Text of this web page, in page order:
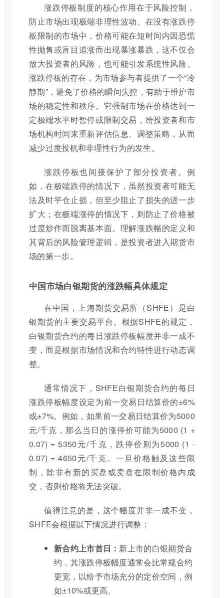
涨跌停板制度的核心作用在于风险控制，
防止市场出现极端非理性波动。在没有涨跌停
板限制的市场中，价格可能在短时间内因恐慌
性抛售或盲目追涨而出现暴涨暴跌，这不仅会
放大投资者的风险，也可能引发系统性风险。
涨跌停板的存在，为市场参与者提供了一个“冷
静期”，避免了价格的瞬间失控，有助于维护市
场的稳定性和秩序。它强制市场在价格达到一
定极端水平时暂停或限制交易，给投资者和市
场机构时间来重新评估信息、调整策略，从而
减少过度投机和非理性行为的发生。
涨跌停板也间接保护了部分投资者。例
如，在极端跌停的情况下，虽然投资者可能无
法及时平仓止损，但至少阻止了损失的进一步
扩大；在极端涨停的情况下，则防止了价格被
过度炒作而脱离基本面。理解涨跌幅的定义和
其背后的风险管理逻辑，是投资者进入期货市
场的第一步。
中国市场白银期货的涨跌幅具体规定
在中国，上海期货交易所（SHFE）是白
银期货的主要交易平台。根据SHFE的规定，
白银期货合约的每日涨跌停板幅度并非一成不
变，而是根据市场情况和合约特性进行动态调
整。
通常情况下，SHFE白银期货合约的每日
涨跌停板幅度设定为前一交易日结算价的±6%
或±7%。例如，如果前一交易日结算价为5000
元/千克，那么当日的涨停价可能为5000 (1 +
0.07) = 5350元/千克，跌停价则为5000 (1 -
0.07) = 4650元/千克。一旦价格触及这些限
制，除非有新的买盘或卖盘在限制价格内成
交，否则价格将无法突破。
值得注意的是，这个幅度并非一成不变，
SHFE会根据以下情况进行调整：
新合约上市首日： 新上市的白银期货合
约，其涨跌停板幅度通常会比常规合约
更宽，以给予市场充分的定价空间，例
如±10%或更高。